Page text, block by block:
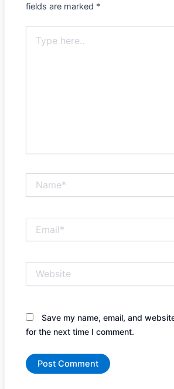
fields are marked *
here..
Save my name, email, and
for the next time I comment.